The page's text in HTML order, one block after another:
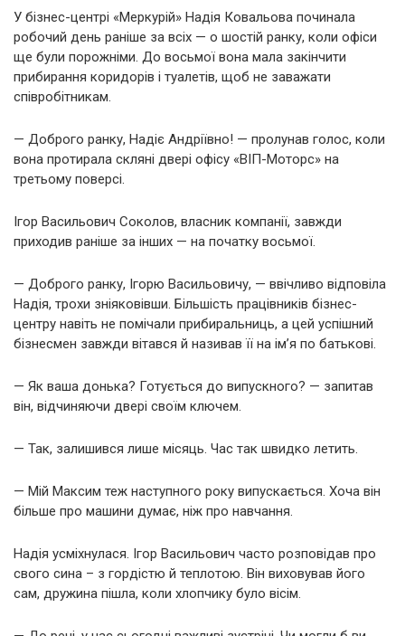
У бізнес-центрі «Меркурій» Надія Ковальова починала
робочий день раніше за всіх — о шостій ранку, коли офіси
ще були порожніми. До восьмої вона мала закінчити
прибирання коридорів і туалетів, щоб не заважати
співробітникам.
— Доброго ранку, Надіє Андріївно! — пролунав голос, коли
вона протирала скляні двері офісу «ВІП-Моторс» на
третьому поверсі.
Ігор Васильович Соколов, власник компанії, завжди
приходив раніше за інших — на початку восьмої.
— Доброго ранку, Ігорю Васильовичу, — ввічливо відповіла
Надія, трохи зніяковівши. Більшість працівників бізнес-
центру навіть не помічали прибиральниць, а цей успішний
бізнесмен завжди вітався й називав її на ім’я по батькові.
— Як ваша донька? Готується до випускного? — запитав
він, відчиняючи двері своїм ключем.
— Так, залишився лише місяць. Час так швидко летить.
— Мій Максим теж наступного року випускається. Хоча він
більше про машини думає, ніж про навчання.
Надія усміхнулася. Ігор Васильович часто розповідав про
свого сина – з гордістю й теплотою. Він виховував його
сам, дружина пішла, коли хлопчику було вісім.